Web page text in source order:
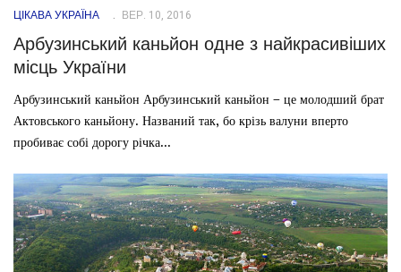
ЦІКАВА УКРАЇНА ВЕР. 10, 2016
Арбузинський каньйон одне з найкрасивіших
місць України
Арбузинський каньйон Арбузинський каньйон – це молодший брат
Актовського каньйону. Названий так, бо крізь валуни вперто
пробиває собі дорогу річка...